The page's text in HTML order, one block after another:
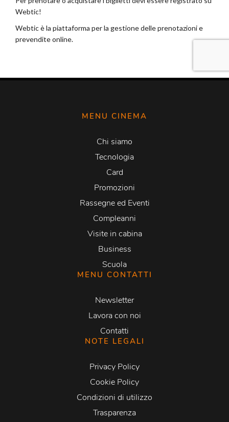
MENU CINEMA
Chi siamo
Tecnologia
Card
Promozioni
Rassegne ed Eventi
Compleanni
Visite in cabina
Business
Scuola
MENU CONTATTI
Newsletter
Lavora con noi
Contatti
NOTE LEGALI
Privacy Policy
Cookie Policy
Condizioni di utilizzo
Trasparenza